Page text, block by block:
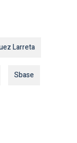
Larreta
Sbase